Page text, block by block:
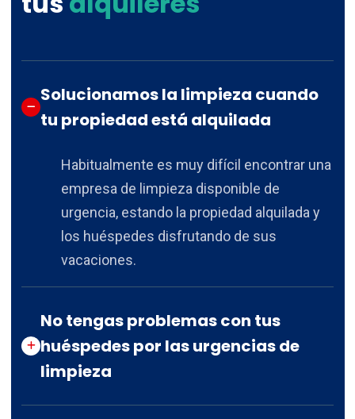
Solucionamos la limpieza cuando
tu propiedad está alquilada
Habitualmente es muy difícil encontrar una
empresa de limpieza disponible de
urgencia, estando la propiedad alquilada y
los huéspedes disfrutando de sus
vacaciones.
No tengas problemas con tus
huéspedes por las urgencias de
limpieza